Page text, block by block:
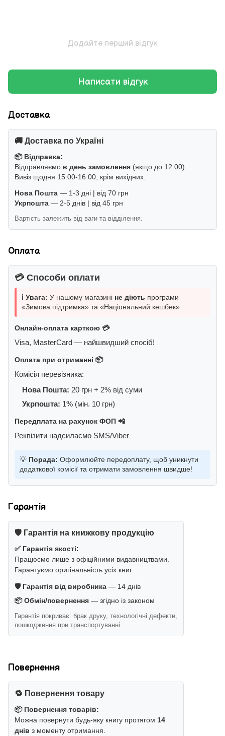
Додайте перший відгук
Написати відгук
Доставка
🚚 Доставка по Україні
📦 Відправка:
Відправляємо в день замовлення (якщо до 12:00).
Вивіз щодня 15:00-16:00, крім вихідних.
Нова Пошта — 1-3 дні | від 70 грн
Укрпошта — 2-5 днів | від 45 грн
Вартість залежить від ваги та відділення.
Оплата
💳 Способи оплати
ℹ️ Увага: У нашому магазині не діють програми
«Зимова підтримка» та «Національний кешбек».
Онлайн-оплата карткою 💳
Visa, MasterCard — найшвидший спосіб!
Оплата при отриманні 📦
Комісія перевізника:
Нова Пошта: 20 грн + 2% від суми
Укрпошта: 1% (мін. 10 грн)
Передплата на рахунок ФОП 📲
Реквізити надсилаємо SMS/Viber
💡 Порада: Оформлюйте передоплату, щоб уникнути
додаткової комісії та отримати замовлення швидше!
Гарантія
🛡️ Гарантія на книжкову продукцію
✅ Гарантія якості:
Працюємо лише з офіційними видавництвами.
Гарантуємо оригінальність усіх книг.
🛡️ Гарантія від виробника — 14 днів
📦 Обмін/повернення — згідно із законом
Гарантія покриває: брак друку, технологічні дефекти,
пошкодження при транспортуванні.
Повернення
🔁 Повернення товару
📦 Повернення товарів:
Можна повернути будь-яку книгу протягом 14
днів з моменту отримання.